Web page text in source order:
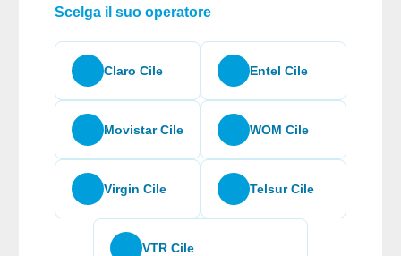
Scelga il suo operatore
Claro Cile Entel Cile
Movistar Cile WOM Cile
Virgin Cile Telsur Cile
VTR Cile